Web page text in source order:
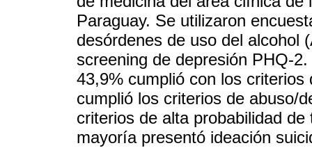
Paraguay. Se utilizaron
desórdenes de uso del alcohol
screening de depresión PHQ-
43,9% cumplió con los
cumplió los criterios de abuso/
criterios de alta probabilidad
mayoría presentó ideación